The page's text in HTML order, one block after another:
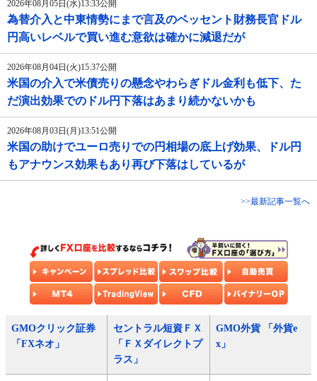
2026年08月05日(水)13:33公開
為替介入と中東情勢にまで言及のベッセント財務長官ドル
円高いレベルで買い進む意欲は確かに減退だが
2026年08月04日(火)15:37公開
米国の介入で米債売りの懸念やわらぎドル金利も低下、た
だ演出効果でのドル円下落はあまり続かないかも
2026年08月03日(月)13:51公開
米国の助けでユーロ売りでの円相場の底上げ効果、ドル円
もアナウンス効果もあり再び下落はしているが
>>最新記事一覧へ
GMOクリック証券
「FXネオ」
セントラル短資ＦＸ
「ＦＸダイレクトプ
ラス」
GMO外貨 「外貨e
x」